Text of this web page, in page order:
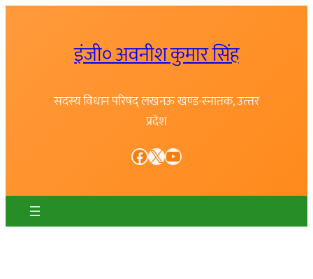
इंजी० अवनीश कुमार सिंह
सदस्य विधान परिषद् लखनऊ खण्ड-स्नातक, उत्त्तर
प्रदेश
Facebook X YouTube